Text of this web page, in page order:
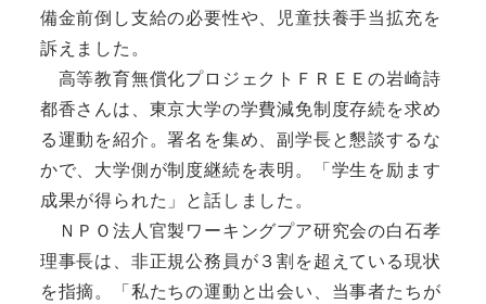
備金前倒し支給の必要性や、児童扶養手当拡充を
訴えました。
高等教育無償化プロジェクトＦＲＥＥの岩崎詩
都香さんは、東京大学の学費減免制度存続を求め
る運動を紹介。署名を集め、副学長と懇談するな
かで、大学側が制度継続を表明。「学生を励ます
成果が得られた」と話しました。
ＮＰＯ法人官製ワーキングプア研究会の白石孝
理事長は、非正規公務員が３割を超えている現状
を指摘。「私たちの運動と出会い、当事者たちが